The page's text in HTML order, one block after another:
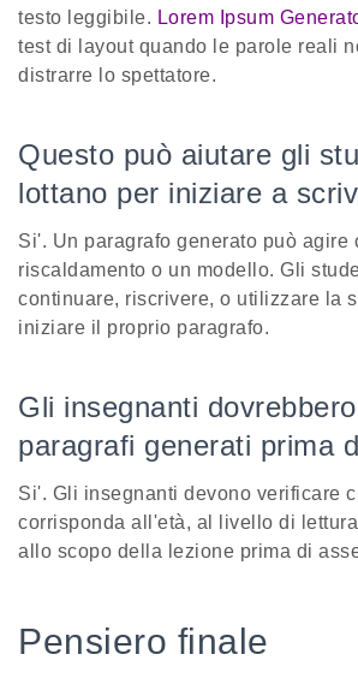
testo leggibile. Lorem Ipsum
test di layout quando le parole reali
distrarre lo spettatore.
Questo può aiutare gli
lottano per iniziare a
Si'. Un paragrafo generato può agire
riscaldamento o un modello. Gli
continuare, riscrivere, o utilizzare la
iniziare il proprio paragrafo.
Gli insegnanti
paragrafi generati prima
Si'. Gli insegnanti devono verificare
corrisponda all'età, al livello di
allo scopo della lezione prima di
Pensiero finale